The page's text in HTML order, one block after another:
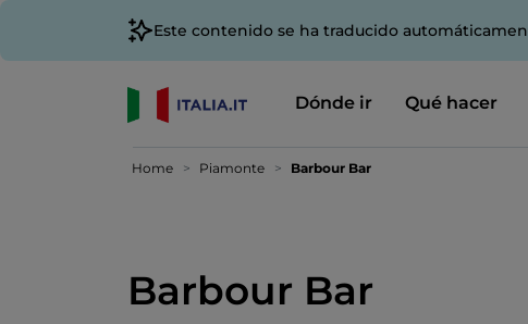
Este contenido se ha traducido
Dónde ir Qué hacer
Home Piamonte Barbour Bar
Barbour Bar